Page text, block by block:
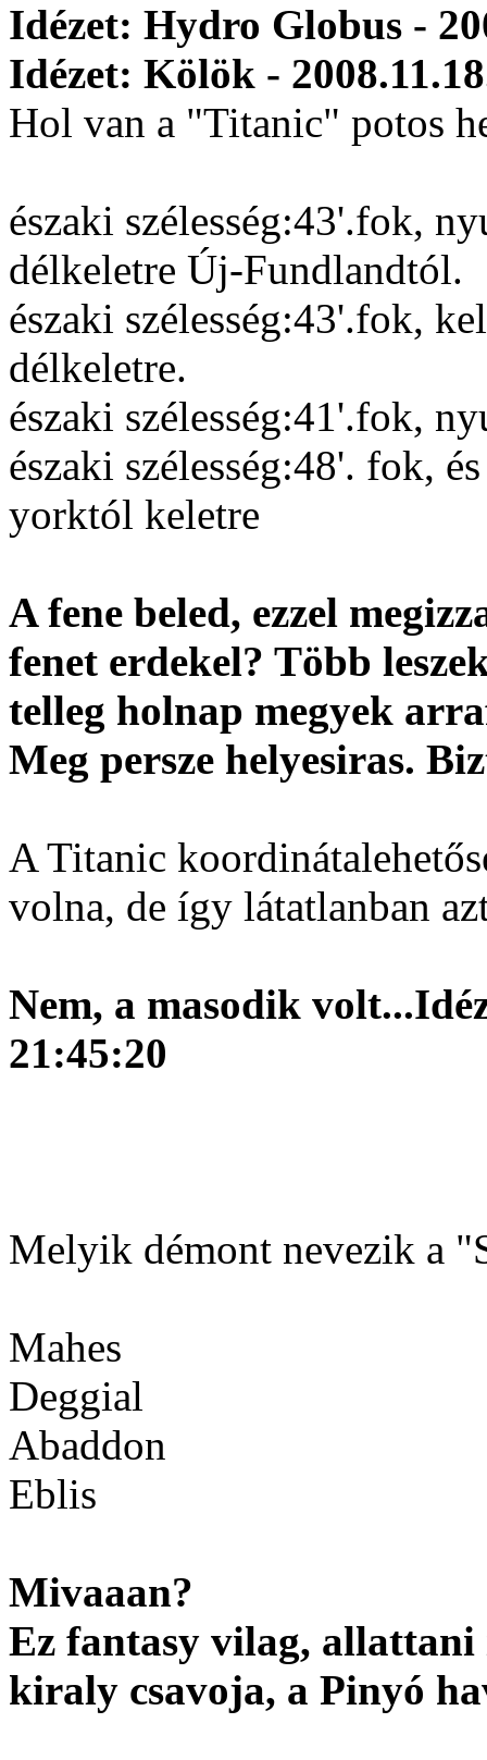
Idézet: Hydro Globus -
Idézet: Kölök -
Hol van a "Titanic" potos
északi szélesség:43'.fok,
délkeletre Új-Fundlandtól.
északi szélesség:43'.fok,
délkeletre.
északi szélesség:41'.fok,
északi szélesség:48'. fok,
yorktól keletre
A fene beled, ezzel
fenet erdekel? Több
telleg holnap megyek
Meg persze helyesiras.
A Titanic
volna, de így látatlanban
Nem, a masodik volt...
21:45:20
Melyik démont nevezik a
Mahes
Deggial
Abaddon
Eblis
Mivaaan?
Ez fantasy vilag, allattani
kiraly csavoja, a Pinyó